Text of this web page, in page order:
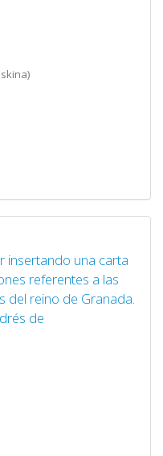
insertando una carta
referentes a las
del reino de Granada.
de